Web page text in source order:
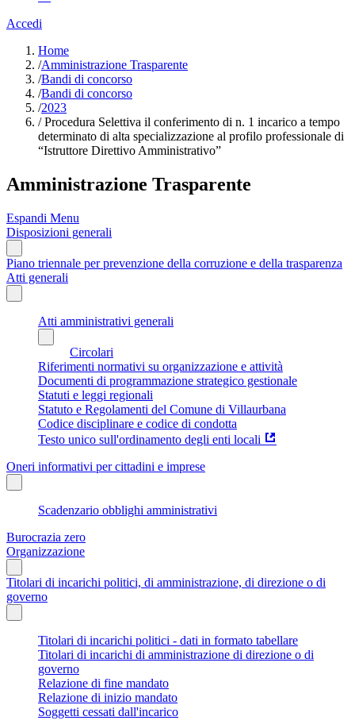
Accedi
Home
/Amministrazione Trasparente
/Bandi di concorso
/Bandi di concorso
/2023
/Procedura Selettiva il conferimento di n. 1 incarico a tempo
determinato di alta specializzazione al profilo professionale di
“Istruttore Direttivo Amministrativo”
Amministrazione Trasparente
Espandi Menu
Disposizioni generali
Piano triennale per prevenzione della corruzione e della trasparenza
Atti generali
Atti amministrativi generali
Circolari
Riferimenti normativi su organizzazione e attività
Documenti di programmazione strategico gestionale
Statuti e leggi regionali
Statuto e Regolamenti del Comune di Villaurbana
Codice disciplinare e codice di condotta
Testo unico sull'ordinamento degli enti locali
Oneri informativi per cittadini e imprese
Scadenzario obblighi amministrativi
Burocrazia zero
Organizzazione
Titolari di incarichi politici, di amministrazione, di direzione o di
governo
Titolari di incarichi politici - dati in formato tabellare
Titolari di incarichi di amministrazione di direzione o di
governo
Relazione di fine mandato
Relazione di inizio mandato
Soggetti cessati dall'incarico